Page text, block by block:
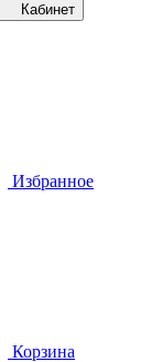
Кабинет
Избранное
Корзина